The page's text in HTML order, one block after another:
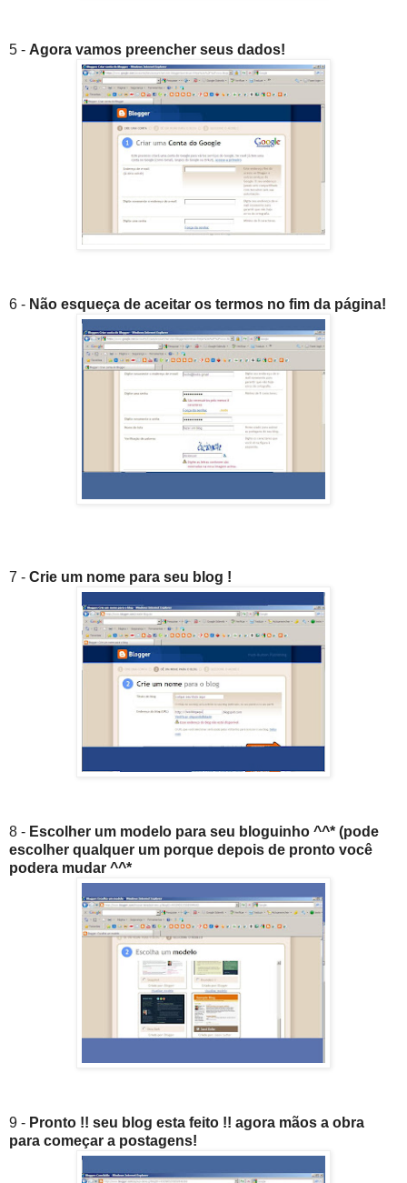
5 - Agora vamos preencher seus dados!
6 - Não esqueça de aceitar os termos no fim da página!
7 - Crie um nome para seu blog !
8 - Escolher um modelo para seu bloguinho ^^* (pode
escolher qualquer um porque depois de pronto você
podera mudar ^^*
9 - Pronto !! seu blog esta feito !! agora mãos a obra
para começar a postagens!